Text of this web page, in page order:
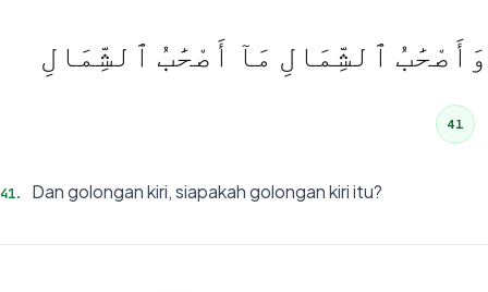
وَأَصْحَٰبُ ٱلشِّمَالِ مَآ أَصْحَٰبُ ٱلشِّمَالِ
41
41. Dan golongan kiri, siapakah golongan kiri itu?